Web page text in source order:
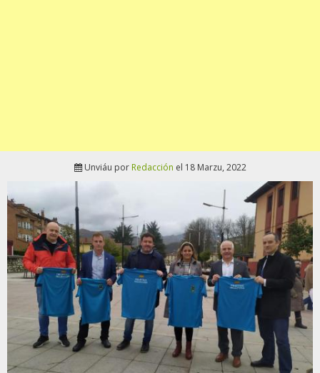
Unviáu por Redacción el 18 Marzu, 2022